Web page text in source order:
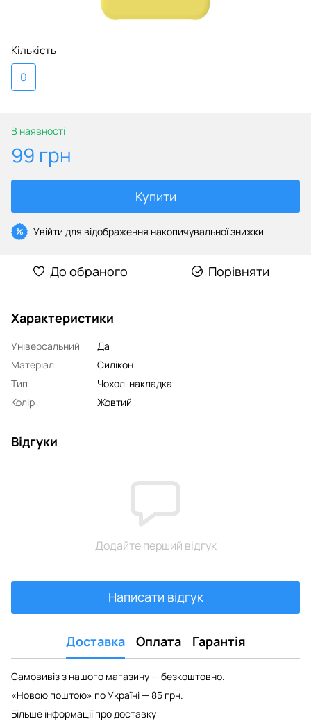
Кількість
0
В наявності
99 грн
Купити
% Увійти для відображення накопичувальної знижки
До обраного Порівняти
Характеристики
Універсальний
Да
Матеріал
Силікон
Тип
Чохол-накладка
Колір
Жовтий
Відгуки
Додайте перший відгук
Написати відгук
Доставка Оплата Гарантія
Самовивіз з нашого магазину — безкоштовно.
«Новою поштою» по Україні — 85 грн.
Більше інформації про доставку